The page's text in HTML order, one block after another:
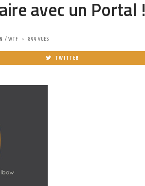
avec un Portal !
WTF 899 VUES
TWITTER